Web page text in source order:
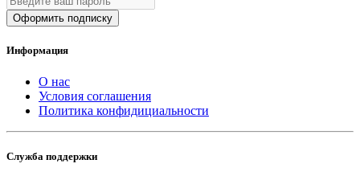
Оформить подписку
Информация
О нас
Условия соглашения
Политика конфидициальности
Служба поддержки